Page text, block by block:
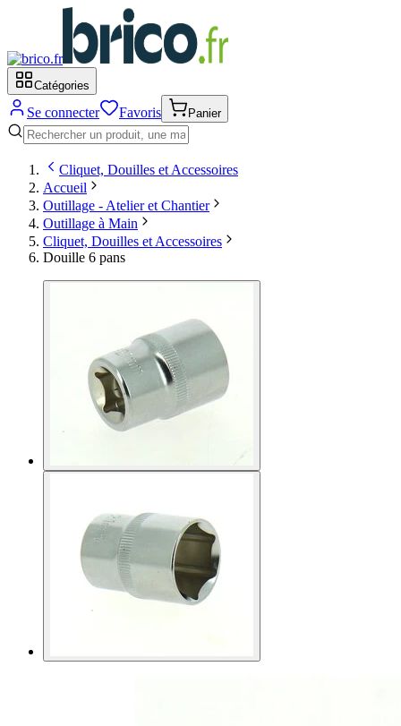
Catégories
Se connecter Favoris Panier
Cliquet, Douilles et Accessoires
Accueil
Outillage - Atelier et Chantier
Outillage à Main
Cliquet, Douilles et Accessoires
Douille 6 pans